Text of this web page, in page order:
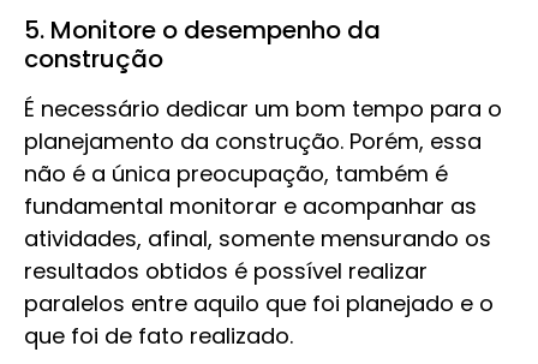
5. Monitore o desempenho da
construção
É necessário dedicar um bom tempo para o
planejamento da construção. Porém, essa
não é a única preocupação, também é
fundamental monitorar e acompanhar as
atividades, afinal, somente mensurando os
resultados obtidos é possível realizar
paralelos entre aquilo que foi planejado e o
que foi de fato realizado.